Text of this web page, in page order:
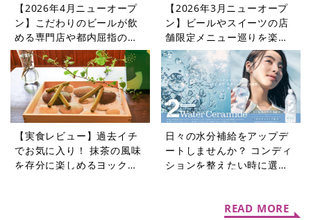
【2026年4月ニューオープ
ン】こだわりのビールが飲
める専門店や都内屈指の憩
いの場に登場するカフェ・
レストラン5選
【2026年3月ニューオープ
ン】ビールやスイーツの店
舗限定メニュー巡りを楽し
めるレストランやカフェを
紹介
【実食レビュー】過去イチ
でお気に入り！ 抹茶の風味
を存分に楽しめるヨックモ
日々の水分補給をアップデ
ートしませんか？ コンディ
ションを整えたい時に選び
READ MORE